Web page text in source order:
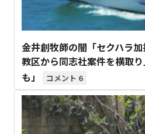
金井創牧師の闇「セクハラ
教区から同志社案件を横取
も」
6